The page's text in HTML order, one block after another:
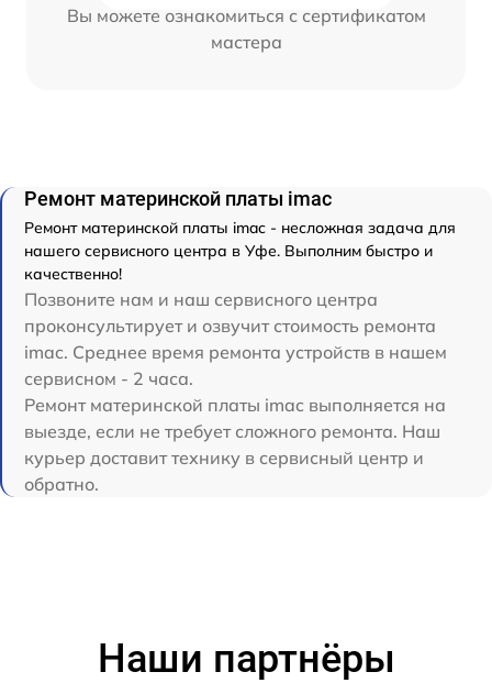
Вы можете ознакомиться с сертификатом
мастера
Ремонт материнской платы imac
Ремонт материнской платы imac - несложная задача для
нашего сервисного центра в Уфе. Выполним быстро и
качественно!
Позвоните нам и наш сервисного центра
проконсультирует и озвучит стоимость ремонта
imac. Среднее время ремонта устройств в нашем
сервисном - 2 часа.
Ремонт материнской платы imac выполняется на
выезде, если не требует сложного ремонта. Наш
курьер доставит технику в сервисный центр и
обратно.
Наши партнёры